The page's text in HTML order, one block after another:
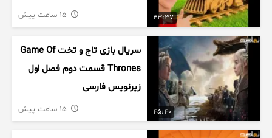
43:37
45:40
سریال بازی تاج و تخت Game Of
Thrones قسمت دوم فصل اول
زیرنویس فارسی